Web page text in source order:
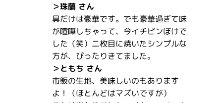
＞珠蘭 さん
具だけは豪華です。でも豪華過ぎて味
が喧嘩しちゃって、今イチピンぼけで
した（笑）二枚目に焼いたシンプルな
方が、ぴったりきてました。
＞ともち さん
市販の生地、美味しいのもあります
よ！（ほとんどはマズいですが）